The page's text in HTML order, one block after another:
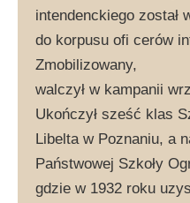
intendenckiego został
do korpusu ofi cerów
Zmobilizowany,
walczył w kampanii
Ukończył sześć klas
Libelta w Poznaniu, a
Państwowej Szkoły
gdzie w 1932 roku